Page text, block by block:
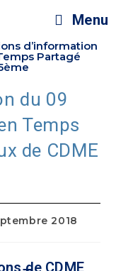
Menu
du 09
Temps
de CDME
2018
de CDME